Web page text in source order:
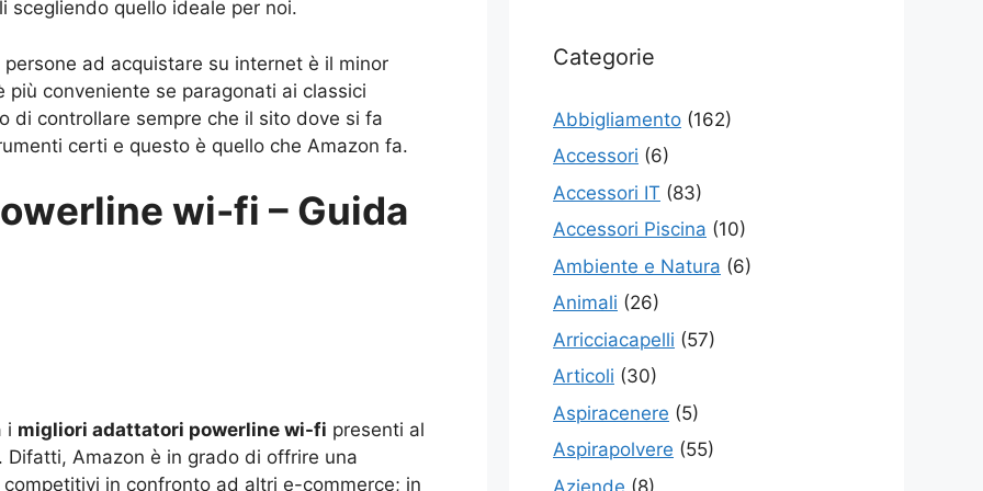
scegliendo quello ideale per noi.
ad acquistare su internet è il minor
conveniente se paragonati ai classici
di controllare sempre che il sito dove si fa
certi e questo è quello che Amazon fa.
wi-fi – Guida
i migliori adattatori powerline wi-fi presenti al
Amazon è in grado di offrire una
in confronto ad altri e-commerce; in
Categorie
Abbigliamento (162)
Accessori (6)
Accessori IT (83)
Accessori Piscina (10)
Ambiente e Natura (6)
Animali (26)
Arricciacapelli (57)
Articoli (30)
Aspiracenere (5)
Aspirapolvere (55)
Aziende (8)